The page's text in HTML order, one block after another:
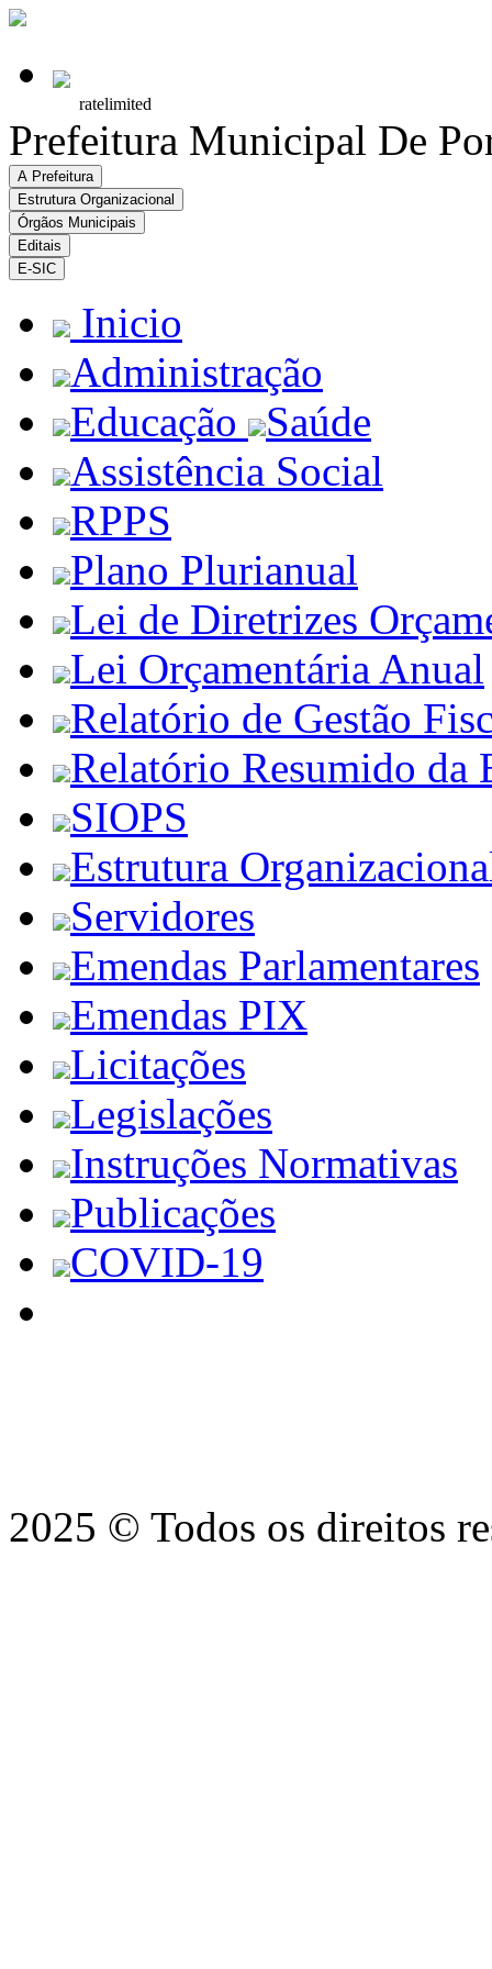
Prefeitura Municipal De
A Prefeitura
Estrutura Organizacional
Órgãos Municipais
Editais
E-SIC
Inicio
Administração
Educação
Saúde
Assistência Social
RPPS
Plano Plurianual
Lei de Diretrizes
Lei Orçamentária Anual
Relatório de Gestão
Relatório Resumido da
SIOPS
Estrutura
Servidores
Emendas Parlamentares
Emendas PIX
Licitações
Legislações
Instruções Normativas
Publicações
COVID-19
2025 © Todos os direitos